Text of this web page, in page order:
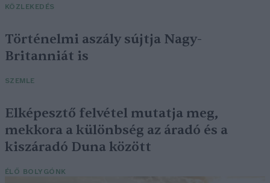
KÖZLEKEDÉS
Történelmi aszály sújtja Nagy-
Britanniát is
SZEMLE
Elképesztő felvétel mutatja meg,
mekkora a különbség az áradó és a
kiszáradó Duna között
ÉLŐ BOLYGÓNK